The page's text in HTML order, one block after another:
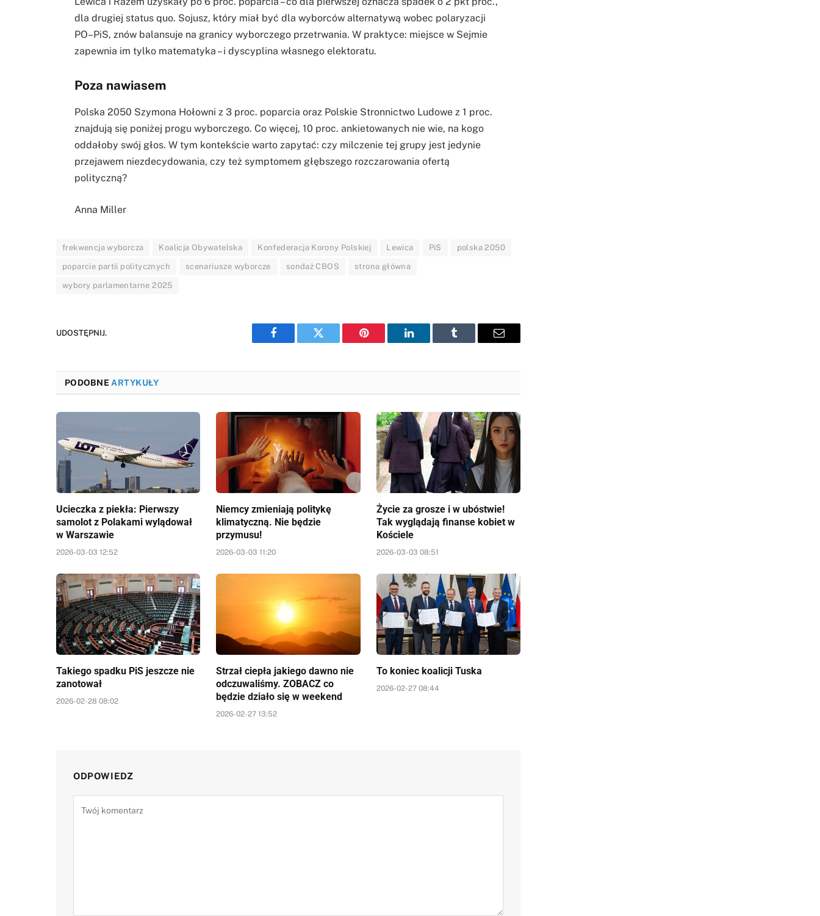
dla drugiej status quo. Sojusz, który miał być dla wyborców alternatywą wobec polaryzacji
PO–PiS, znów balansuje na granicy wyborczego przetrwania. W praktyce: miejsce w Sejmie
zapewnia im tylko matematyka – i dyscyplina własnego elektoratu.
Poza nawiasem
Polska 2050 Szymona Hołowni z 3 proc. poparcia oraz Polskie Stronnictwo Ludowe z 1 proc.
znajdują się poniżej progu wyborczego. Co więcej, 10 proc. ankietowanych nie wie, na kogo
oddałoby swój głos. W tym kontekście warto zapytać: czy milczenie tej grupy jest jedynie
przejawem niezdecydowania, czy też symptomem głębszego rozczarowania ofertą
polityczną?
Anna Miller
frekwencja wyborcza Koalicja Obywatelska Konfederacja Korony Polskiej Lewica PiS polska 2050
poparcie partii politycznych scenariusze wyborcze sondaż CBOS strona główna
wybory parlamentarne 2025
UDOSTĘPNIJ.
Facebook Twitter Pinterest LinkedIn Tumblr Email
PODOBNE ARTYKUŁY
Ucieczka z piekła: Pierwszy
samolot z Polakami wylądował
w Warszawie
2026-03-03 12:52
Niemcy zmieniają politykę
klimatyczną. Nie będzie
przymusu!
2026-03-03 11:20
Życie za grosze i w ubóstwie!
Tak wyglądają finanse kobiet w
Kościele
2026-03-03 08:51
Takiego spadku PiS jeszcze nie
zanotował
2026-02-28 08:02
Strzał ciepła jakiego dawno nie
odczuwaliśmy. ZOBACZ co
będzie działo się w weekend
2026-02-27 13:52
To koniec koalicji Tuska
2026-02-27 08:44
ODPOWIEDZ